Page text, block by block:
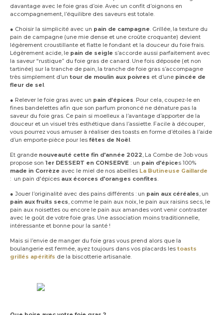
davantage avec le foie gras d’oie. Avec un confit d’oignons en
accompagnement, l’équilibre des saveurs est totale.
● Choisir la simplicité avec un pain de campagne. Grillée, la texture du
pain de campagne (une mie dense et une croûte croquante) devient
légèrement croustillante et flatte le fondant et la douceur du foie frais.
Légèrement acide, le pain de seigle s’accorde aussi parfaitement avec
la saveur “rustique” du foie gras de canard. Une fois déposée (et non
tartinée) sur la tranche de pain, la tranche de foie gras s’accompagne
très simplement d’un tour de moulin aux poivres et d’une pincée de
fleur de sel.
● Relever le foie gras avec un pain d’épices. Pour cela, coupez-le en
fines bandelettes afin que son parfum prononcé ne dénature pas la
saveur du foie gras. Ce pain si moelleux a l’avantage d’apporter de la
douceur et un visuel très esthétique dans l’assiette. Facile à découper,
vous pourrez vous amuser à réaliser des toasts en forme d’étoiles à l’aide
d’un emporte-pièce pour les fêtes de Noël.
Et grande nouveauté cette fin d'année 2022, La Combe de Job vous
propose son 1er DESSERT en CONSERVE : un pain d'épices 100%
made in Corrèze avec le miel de nos abeilles La Butineuse Gaillarde
: un pain d'épices aux écorces d'oranges confites.
● Jouer l’originalité avec des pains différents : un pain aux céréales, un
pain aux fruits secs, comme le pain aux noix, le pain aux raisins secs, le
pain aux noisettes ou encore le pain aux amandes vont venir contraster
avec le goût de votre foie gras. Une association moins traditionnelle,
intéressante et bonne pour la santé !
Mais si l’envie de manger du foie gras vous prend alors que la
boulangerie est fermée, ayez toujours dans vos placards les toasts
grillés apéritifs de la biscotterie artisanale.